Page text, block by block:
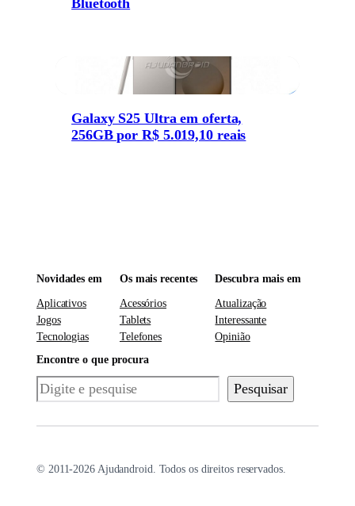
Galaxy S25 Ultra em oferta,
256GB por R$ 5.019,10 reais
Novidades em
Aplicativos
Jogos
Tecnologias
Os mais recentes
Acessórios
Tablets
Telefones
Descubra mais em
Atualização
Interessante
Opinião
Encontre o que procura
Pesquisar Pesquisar
© 2011-2026 Ajudandroid. Todos os direitos reservados.